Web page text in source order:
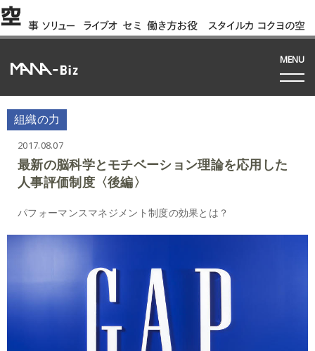
空 事
例
ソリュー
ション
ライブオ
フィス
セミ
ナー
働き方お役
立ち資料
スタイルカ
タログ
コクヨの空
間って!?
MENU
組織の力
2017.08.07
最新の脳科学とモチベーション理論を応用した
人事評価制度〈後編〉
パフォーマンスマネジメント制度の効果とは？